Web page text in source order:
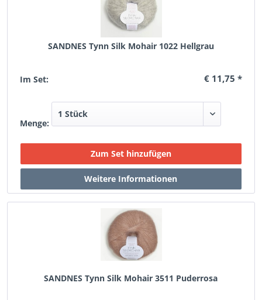
SANDNES Tynn Silk Mohair 1022 Hellgrau
Im Set: € 11,75 *
Menge:
SANDNES Tynn Silk Mohair 3511 Puderrosa